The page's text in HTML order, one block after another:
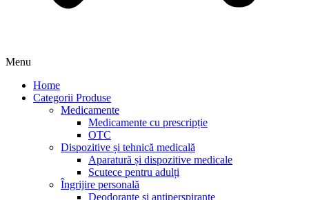
Menu
Home
Categorii Produse
Medicamente
Medicamente cu prescripție
OTC
Dispozitive și tehnică medicală
Aparatură și dispozitive medicale
Scutece pentru adulți
Îngrijire personală
Deodorante și antiperspirante